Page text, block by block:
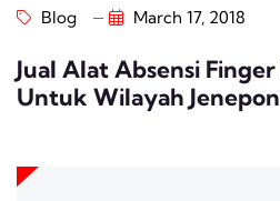
Blog March 17, 2018
Jual Alat Absensi
Untuk Wilayah